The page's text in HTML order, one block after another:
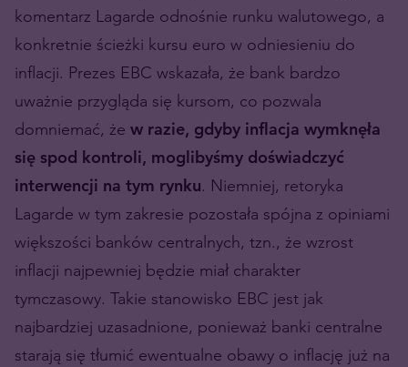
komentarz Lagarde odnośnie runku walutowego, a
konkretnie ścieżki kursu euro w odniesieniu do
inflacji. Prezes EBC wskazała, że bank bardzo
uważnie przygląda się kursom, co pozwala
domniemać, że w razie, gdyby inflacja wymknęła
się spod kontroli, moglibyśmy doświadczyć
interwencji na tym rynku. Niemniej, retoryka
Lagarde w tym zakresie pozostała spójna z opiniami
większości banków centralnych, tzn., że wzrost
inflacji najpewniej będzie miał charakter
tymczasowy. Takie stanowisko EBC jest jak
najbardziej uzasadnione, ponieważ banki centralne
starają się tłumić ewentualne obawy o inflację już na